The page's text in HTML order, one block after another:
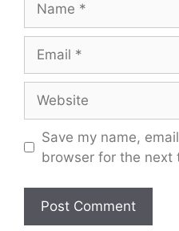
Save my name,
browser for the next